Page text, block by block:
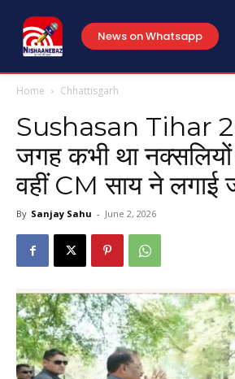
News on Whatsapp
Home Chhattisgarh
Sushasan Tihar
जगह कभी था नक्सलियों
वहीं CM साय ने लगाई
By Sanjay Sahu - June 2, 2026